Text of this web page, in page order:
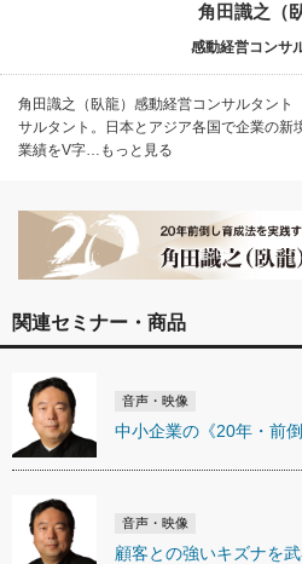
角田識之（
感動経営コンサ
角田識之（臥龍）感動経営コンサルタン
サルタント。日本とアジア各国で企業の新
業績をV字…もっと見る
関連セミナー・商品
音声・映像
中小企業の《20年・前倒
音声・映像
顧客との強いキズナを